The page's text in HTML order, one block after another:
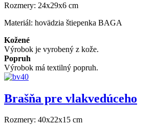
Rozmery: 24x29x6 cm
Materiál: hovädzia štiepenka BAGA
Kožené
Výrobok je vyrobený z kože.
Popruh
Výrobok má textilný popruh.
Brašňa pre vlakvedúceho
Rozmery: 40x22x15 cm